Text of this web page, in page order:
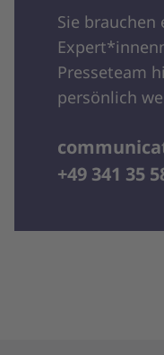
Sie brauchen
Presseteam
persönlich
+49 341 35